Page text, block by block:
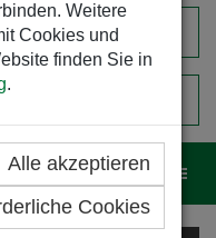
Weitere
Cookies und
finden Sie in
.
Alle akzeptieren
Cookies